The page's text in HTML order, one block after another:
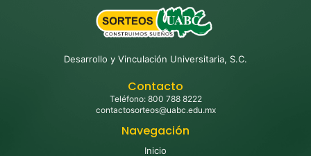
Desarrollo y Vinculación Universitaria, S.C.
Contacto
Teléfono: 800 788 8222
contactosorteos@uabc.edu.mx
Navegación
Inicio